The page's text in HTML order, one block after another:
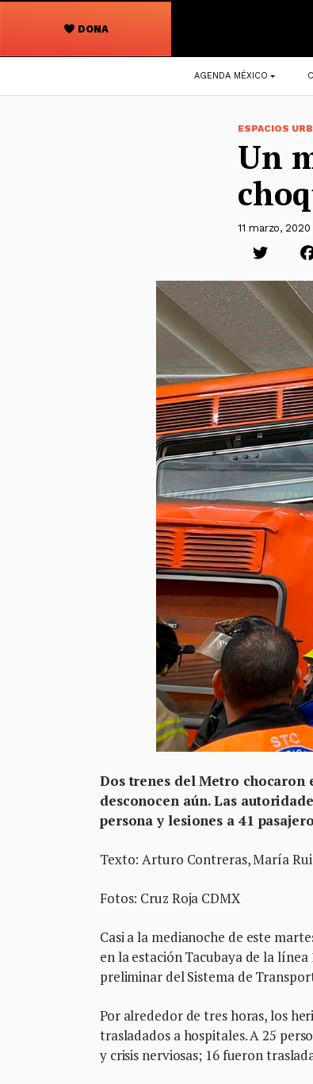
DONA
principal
AGENDA MÉXICO
ESPACIOS
Un
11 marzo, 2020
Dos trenes del Metro chocaron
desconocen aún. Las
persona y lesiones a 41
Texto: Arturo Contreras, María
Fotos: Cruz Roja CDMX
Casi a la medianoche de este
en la estación Tacubaya de la
preliminar del Sistema de
Por alrededor de tres horas, los
trasladados a hospitales. A 25
y crisis nerviosas; 16 fueron